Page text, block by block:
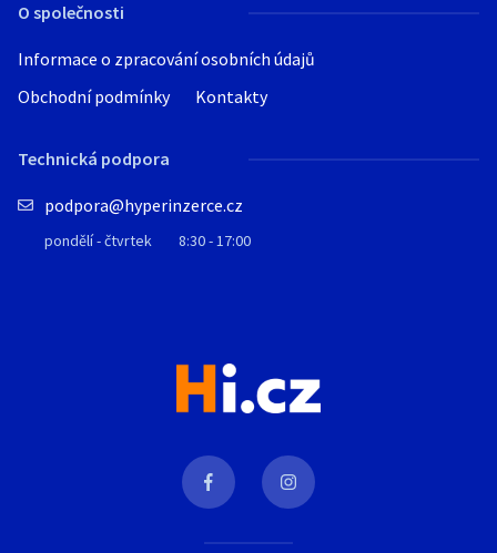
O společnosti
Informace o zpracování osobních údajů
Obchodní podmínky
Kontakty
Technická podpora
podpora@hyperinzerce.cz
pondělí - čtvrtek 8:30 - 17:00